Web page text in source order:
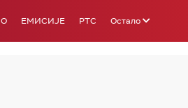
ЕМИСИЈЕ РТС Остало